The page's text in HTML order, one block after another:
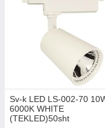
Sv-k LED LS-002-70
6000K WHITE
(TEKLED)50sht